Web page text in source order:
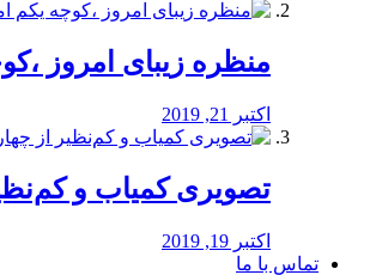
منظره‌‌ زیبای امروز
اکتبر 21, 2019
️تصویری کمیاب و کم‌نظیر
اکتبر 19, 2019
تماس با ما